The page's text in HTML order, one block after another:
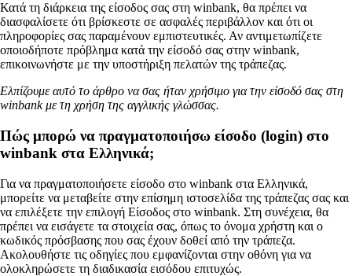
Κατά τη διάρκεια της είσοδος σας στη winbank, θα πρέπει να
διασφαλίσετε ότι βρίσκεστε σε ασφαλές περιβάλλον και ότι οι
πληροφορίες σας παραμένουν εμπιστευτικές. Αν αντιμετωπίζετε
οποιοδήποτε πρόβλημα κατά την είσοδό σας στην winbank,
επικοινωνήστε με την υποστήριξη πελατών της τράπεζας.
Ελπίζουμε αυτό το άρθρο να σας ήταν χρήσιμο για την είσοδό σας στη
winbank με τη χρήση της αγγλικής γλώσσας.
Πώς μπορώ να πραγματοποιήσω είσοδο (login) στο
winbank στα Ελληνικά;
Για να πραγματοποιήσετε είσοδο στο winbank στα Ελληνικά,
μπορείτε να μεταβείτε στην επίσημη ιστοσελίδα της τράπεζας σας και
να επιλέξετε την επιλογή Είσοδος στο winbank. Στη συνέχεια, θα
πρέπει να εισάγετε τα στοιχεία σας, όπως το όνομα χρήστη και ο
κωδικός πρόσβασης που σας έχουν δοθεί από την τράπεζα.
Ακολουθήστε τις οδηγίες που εμφανίζονται στην οθόνη για να
ολοκληρώσετε τη διαδικασία εισόδου επιτυχώς.